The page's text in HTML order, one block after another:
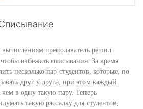
преподаватель решил
избежать списывания. За время
несколько пар студентов, которые, по
друг у друга, при этом каждый
чем в одну такую пару. Теперь
такую рассадку для студентов,